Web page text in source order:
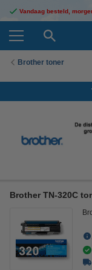
Vandaag besteld,
Brother toner
Brother TN-320C